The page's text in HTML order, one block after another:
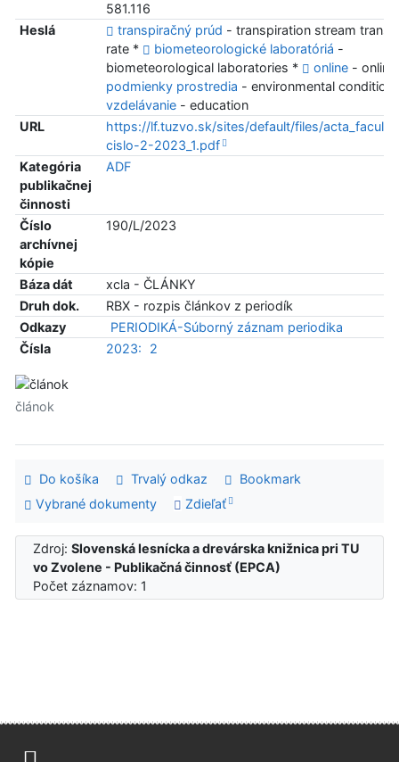
581.116
Heslá
transpiračný prúd - transpiration stream
rate *
biometeorologické laboratóriá -
biometeorological laboratories *
online-
podmienky prostredia - environmental
vzdelávanie- education
URL
https://lf.tuzvo.sk/sites/default/files/
cislo-2-2023_1.pdf
Kategória
publikačnej
činnosti
ADF
Číslo
archívnej
kópie
190/L/2023
Báza dát
xcla - ČLÁNKY
Druh dok.
RBX - rozpis článkov z periodík
Odkazy
PERIODIKÁ-Súborný záznam periodika
Čísla
2023: 2
článok
Do košíka Trvalý odkaz
Bookmark
Vybrané dokumenty
Zdieľať
Zdroj:Slovenská lesnícka a drevárska knižnica pri TU
vo Zvolene - Publikačná činnosť (EPCA)
Počet záznamov: 1